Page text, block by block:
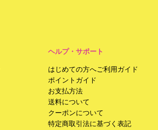
ヘルプ・サポート
はじめての方へご利用ガイド
ポイントガイド
お支払方法
送料について
クーポンについて
特定商取引法に基づく表記